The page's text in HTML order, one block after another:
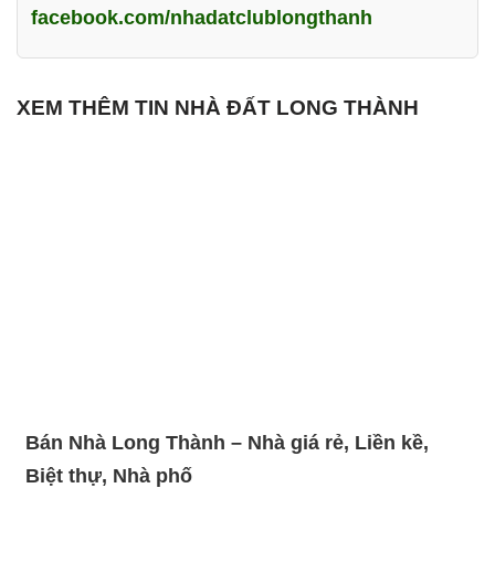
facebook.com/nhadatclublongthanh
XEM THÊM TIN NHÀ ĐẤT LONG THÀNH
Bán Nhà Long Thành – Nhà giá rẻ, Liền kề,
Biệt thự, Nhà phố